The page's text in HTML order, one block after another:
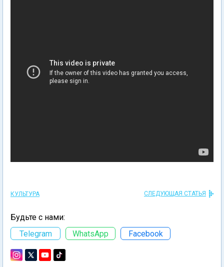
КУЛЬТУРА СЛЕДУЮЩАЯ СТАТЬЯ
Будьте с нами:
Telegram
WhatsApp Facebook